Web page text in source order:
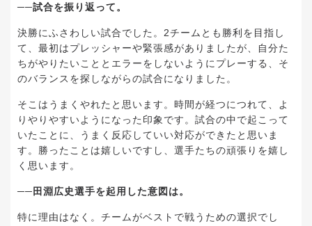
──試合を振り返って。
決勝にふさわしい試合でした。2チームとも勝利を目指し
て、最初はプレッシャーや緊張感がありましたが、自分た
ちがやりたいこととエラーをしないようにプレーする、そ
のバランスを探しながらの試合になりました。
そこはうまくやれたと思います。時間が経つにつれて、よ
りやりやすいようになった印象です。試合の中で起こって
いたことに、うまく反応していい対応ができたと思いま
す。勝ったことは嬉しいですし、選手たちの頑張りを嬉し
く思います。
──田淵広史選手を起用した意図は。
特に理由はなく。チームがベストで戦うための選択でし